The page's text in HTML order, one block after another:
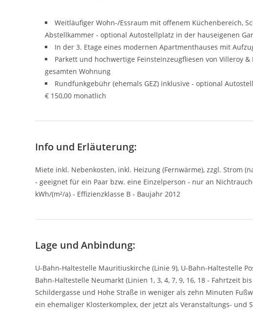
Weitläufiger Wohn-/Essraum mit offenem Küchenbereich,
Abstellkammer - optional Autostellplatz in der hauseigenen
In der 3. Etage eines modernen Apartmenthauses mit
Parkett und hochwertige Feinsteinzeugfliesen von Villeroy
gesamten Wohnung
Rundfunkgebühr (ehemals GEZ) inklusive - optional
€ 150,00 monatlich
Info und Erläuterung:
Miete inkl. Nebenkosten, inkl. Heizung (Fernwärme), zzgl. Strom
- geeignet für ein Paar bzw. eine Einzelperson - nur an
kWh/(m²/a) - Effizienzklasse B - Baujahr 2012
Lage und Anbindung:
U-Bahn-Haltestelle Mauritiuskirche (Linie 9), U-Bahn-Haltestelle
Bahn-Haltestelle Neumarkt (Linien 1, 3, 4, 7, 9, 16, 18 - Fahrtzeit
Schildergasse und Hohe Straße in weniger als zehn Minuten
ein ehemaliger Klosterkomplex, der jetzt als Veranstaltungs- und